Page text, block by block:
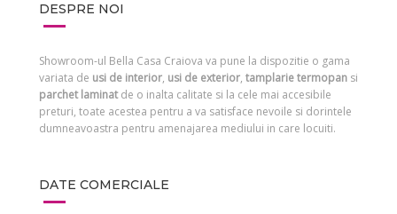
DESPRE NOI
Showroom-ul Bella Casa Craiova va pune la dispozitie o gama
variata de usi de interior, usi de exterior, tamplarie termopansi
parchet laminatde o inalta calitate si la cele mai accesibile
preturi, toate acestea pentru a va satisface nevoile si dorintele
dumneavoastra pentru amenajarea mediului in care locuiti.
DATE COMERCIALE